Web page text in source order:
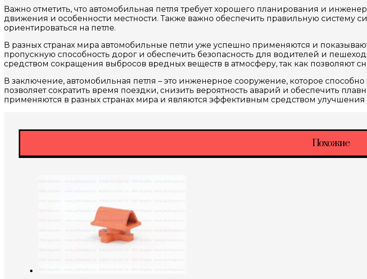
Важно отметить, что автомобильная петля требует хорошего планирования и
движения и особенности местности. Также важно обеспечить правильную систему
ориентироваться на петле.
В разных странах мира автомобильные петли уже успешно применяются и
пропускную способность дорог и обеспечить безопасность для водителей и
средством сокращения выбросов вредных веществ в атмосферу, так как позволяют
В заключение, автомобильная петля – это инженерное сооружение, которое
позволяет сократить время поездки, снизить вероятность аварий и обеспечить
применяются в разных странах мира и являются эффективным средством улучшения
Похожие